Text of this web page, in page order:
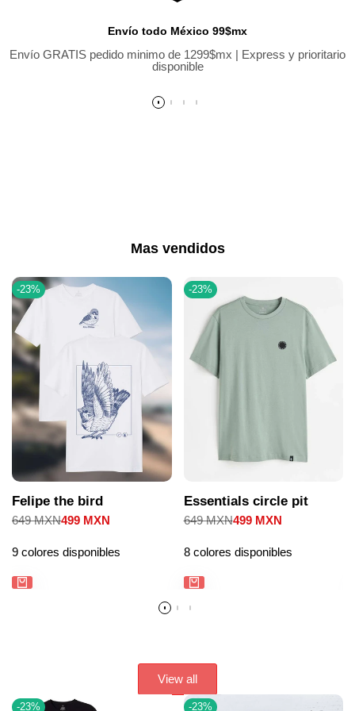
Envío todo México 99$mx
Envío GRATIS pedido minimo de 1299$mx | Express y prioritario
disponible
Mas vendidos
-23%
Felipe the bird
Precio
649 MXNPrecio
499 MXN
9 colores disponibles
-23%
Essentials circle pit
Precio
649 MXNPrecio
499 MXN
8 colores disponibles
View all
-23% -23%